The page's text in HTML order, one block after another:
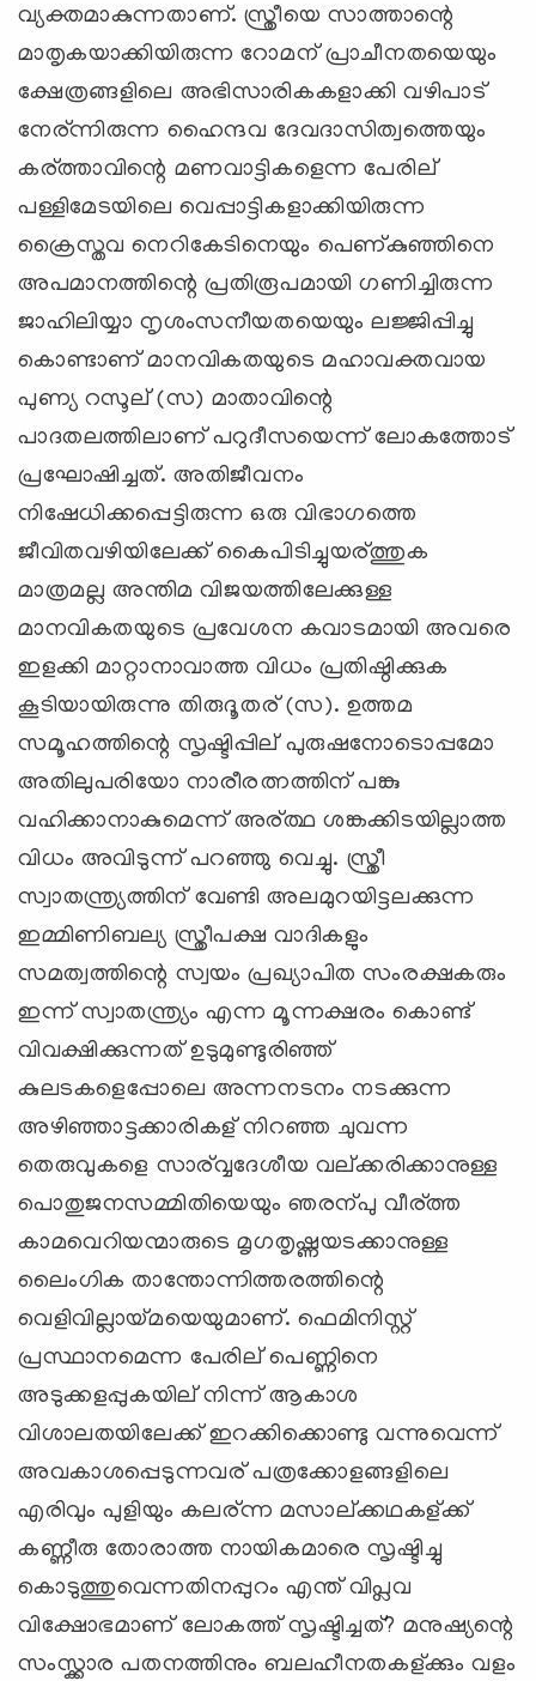
വ്യക്തമാകുന്നതാണ്. സ്ത്രീയെ സാത്താന്റെ
മാതൃകയാക്കിയിരുന്ന റോമന് പ്രാചീനതയെയും
ക്ഷേത്രങ്ങളിലെ അഭിസാരികകളാക്കി വഴിപാട്
നേര്ന്നിരുന്ന ഹൈന്ദവ ദേവദാസിത്വത്തെയും
കര്ത്താവിന്റെ മണവാട്ടികളെന്ന പേരില്
പള്ളിമേടയിലെ വെപ്പാട്ടികളാക്കിയിരുന്ന
ക്രൈസ്തവ നെറികേടിനെയും പെണ്കുഞ്ഞിനെ
അപമാനത്തിന്റെ പ്രതിരൂപമായി ഗണിച്ചിരുന്ന
ജാഹിലിയ്യാ നൃശംസനീയതയെയും ലജ്ജിപ്പിച്ചു
കൊണ്ടാണ് മാനവികതയുടെ മഹാവക്തവായ
പുണ്യ റസൂല് (സ) മാതാവിന്റെ
പാദതലത്തിലാണ് പറുദീസയെന്ന് ലോകത്തോട്
പ്രഘോഷിച്ചത്. അതിജീവനം
നിഷേധിക്കപ്പെട്ടിരുന്ന ഒരു വിഭാഗത്തെ
ജീവിതവഴിയിലേക്ക് കൈപിടിച്ചുയര്ത്തുക
മാത്രമല്ല അന്തിമ വിജയത്തിലേക്കുള്ള
മാനവികതയുടെ പ്രവേശന കവാടമായി അവരെ
ഇളക്കി മാറ്റാനാവാത്ത വിധം പ്രതിഷ്ഠിക്കുക
കൂടിയായിരുന്നു തിരുദൂതര് (സ). ഉത്തമ
സമൂഹത്തിന്റെ സൃഷ്ടിപ്പില് പുരുഷനോടൊപ്പമോ
അതിലുപരിയോ നാരീരത്നത്തിന് പങ്കു
വഹിക്കാനാകുമെന്ന് അര്ത്ഥ ശങ്കക്കിടയില്ലാത്ത
വിധം അവിടുന്ന് പറഞ്ഞു വെച്ചു. സ്ത്രീ
സ്വാതന്ത്ര്യത്തിന് വേണ്ടി അലമുറയിട്ടലക്കുന്ന
ഇമ്മിണിബല്യ സ്ത്രീപക്ഷ വാദികളും
സമത്വത്തിന്റെ സ്വയം പ്രഖ്യാപിത സംരക്ഷകരും
ഇന്ന് സ്വാതന്ത്ര്യം എന്ന മൂന്നക്ഷരം കൊണ്ട്
വിവക്ഷിക്കുന്നത് ഉടുമുണ്ടുരിഞ്ഞ്
കുലടകളെപ്പോലെ അന്നനടനം നടക്കുന്ന
അഴിഞ്ഞാട്ടക്കാരികള് നിറഞ്ഞ ചുവന്ന
തെരുവുകളെ സാര്വ്വദേശീയ വല്ക്കരിക്കാനുള്ള
പൊതുജനസമ്മിതിയെയും ഞരന്പു വീര്ത്ത
കാമവെറിയന്മാരുടെ മൃഗതൃഷ്ണയടക്കാനുള്ള
ലൈംഗിക താന്തോന്നിത്തരത്തിന്റെ
വെളിവില്ലായ്മയെയുമാണ്. ഫെമിനിസ്റ്റ്
പ്രസ്ഥാനമെന്ന പേരില് പെണ്ണിനെ
അടുക്കളപ്പുകയില് നിന്ന് ആകാശ
വിശാലതയിലേക്ക് ഇറക്കിക്കൊണ്ടു വന്നുവെന്ന്
അവകാശപ്പെടുന്നവര് പത്രക്കോളങ്ങളിലെ
എരിവും പുളിയും കലര്ന്ന മസാല്ക്കഥകള്ക്ക്
കണ്ണീരു തോരാത്ത നായികമാരെ സൃഷ്ടിച്ചു
കൊടുത്തുവെന്നതിനപ്പുറം എന്ത് വിപ്ലവ
വിക്ഷോഭമാണ് ലോകത്ത് സൃഷ്ടിച്ചത്? മനുഷ്യന്റെ
സംസ്ക്കാര പതനത്തിനും ബലഹീനതകള്ക്കും വളം